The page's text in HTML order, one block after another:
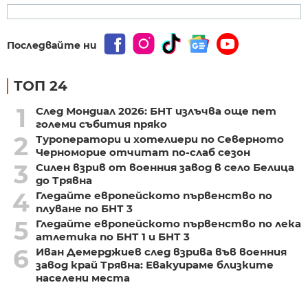
Последвайте ни
ТОП 24
1
След Мондиал 2026: БНТ излъчва още пет
големи събития пряко
2
Туроператори и хотелиери по Северното
Черноморие отчитат по-слаб сезон
3
Силен взрив от военния завод в село Белица
до Трявна
4 Гледайте европейското първенство по
плуване по БНТ 3
5
Гледайте европейското първенство по лека
атлетика по БНТ 1 и БНТ 3
6
Иван Демерджиев след взрива във военния
завод край Трявна: Евакуираме близките
населени места